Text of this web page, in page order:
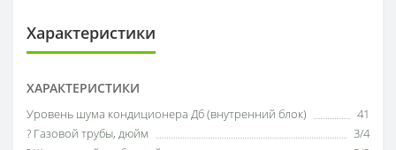
Характеристики
ХАРАКТЕРИСТИКИ
Уровень шума кондиционера Дб (внутренний блок)
41
? Газовой трубы, дюйм
3/4